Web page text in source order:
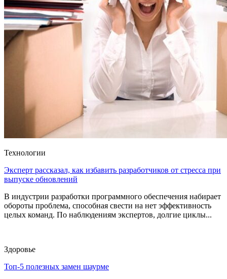
Технологии
Эксперт рассказал, как избавить разработчиков от стресса при
выпуске обновлений
В индустрии разработки программного обеспечения набирает
обороты проблема, способная свести на нет эффективность
целых команд. По наблюдениям экспертов, долгие циклы...
Здоровье
Топ-5 полезных замен шаурме